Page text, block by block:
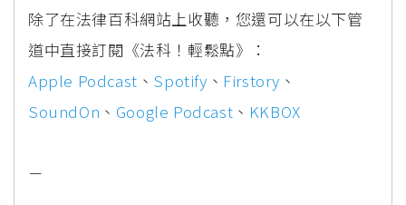
除了在法律百科網站上收聽，您還可以在以下管
道中直接訂閱《法科！輕鬆點》：
Apple Podcast 、 Spotify 、 Firstory 、
SoundOn 、 Google Podcast 、 KKBOX
－